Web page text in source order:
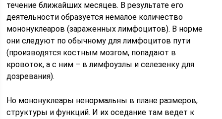
течение ближайших месяцев. В результате его
деятельности образуется немалое количество
мононуклеаров (зараженных лимфоцитов). В норме
они следуют по обычному для лимфоцитов пути
(производятся костным мозгом, попадают в
кровоток, а с ним – в лимфоузлы и селезенку для
дозревания).
Но мононуклеары ненормальны в плане размеров,
структуры и функций. И их оседание там ведет к